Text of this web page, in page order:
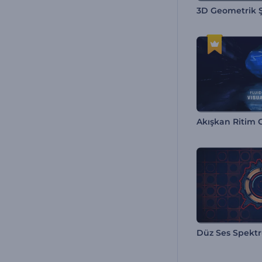
Akışkan Ritim